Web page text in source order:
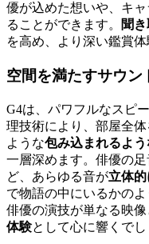
優が込めた想いや、キ
ることができます。
聞
を高め、より深い鑑賞体
空間を満たすサウン
G4は、パワフルなスピ
理技術により、部屋全体
ような包み込まれるよ
一層深めます。俳優の
ど、あらゆる音が立体
で物語の中にいるかの
俳優の演技が単なる映像
体験として心に響くでし